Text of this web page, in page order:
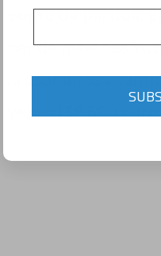
punto de partida;
par de melones
la asombrosa
yenes (38.500